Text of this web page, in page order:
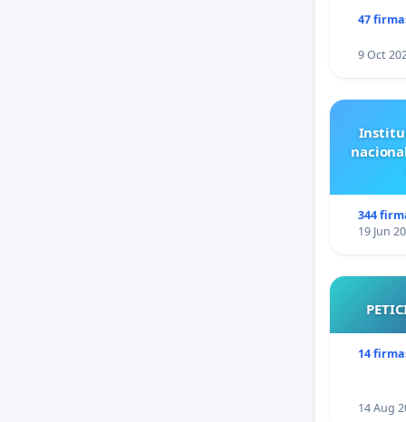
47
9 Oct
344
19 Jun
14
14 Aug